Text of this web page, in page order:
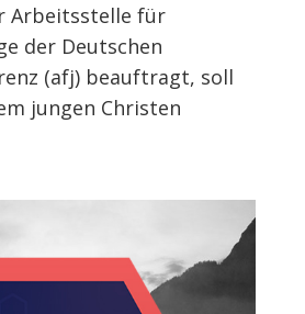
Arbeitsstelle für
der Deutschen
(afj) beauftragt, soll
jungen Christen